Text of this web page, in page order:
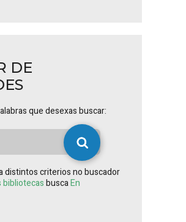
DE
que desexas buscar:
distintos criterios no buscador
bibliotecasbuscaEn